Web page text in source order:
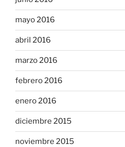
mayo 2016
abril 2016
marzo 2016
febrero 2016
enero 2016
diciembre 2015
noviembre 2015